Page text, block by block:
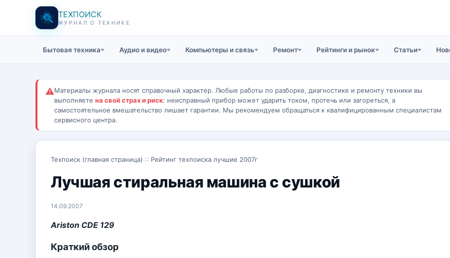
ТЕХПОИСК
ЖУРНАЛ О ТЕХНИКЕ
Бытовая техника Аудио и видео Компьютеры и связь Ремонт Рейтинги и рынок Статьи
⚠Материалы журнала носят справочный характер. Любые работы по разборке, диагностике и ремонту техники вы
выполняете на свой страх и риск: неисправный прибор может ударить током, протечь или загореться, а
самостоятельное вмешательство лишает гарантии. Мы рекомендуем обращаться к квалифицированным специалистам
сервисного центра.
Техпоиск (главная страница) :: Рейтинг техпоиска лучшие 2007г
Лучшая стиральная машина с сушкой
14.09.2007
Ariston CDE 129
Краткий обзор